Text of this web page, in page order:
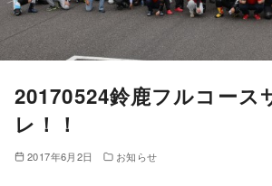
20170524鈴鹿フルコース
レ！！
2017年6月2日 お知らせ